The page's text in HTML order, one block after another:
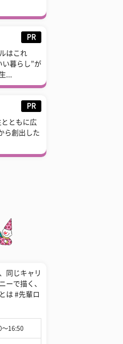
PR
はこれ
暮らし”が
...
PR
ともに広
ら創出した
同じキャリ
ーで描く、
は #先輩ロ
〜16:50